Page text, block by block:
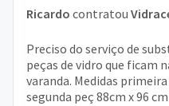
Ricardo contratou
Preciso do serviço de
peças de vidro que ficam
varanda. Medidas
segunda peç 88cm x 96 cm